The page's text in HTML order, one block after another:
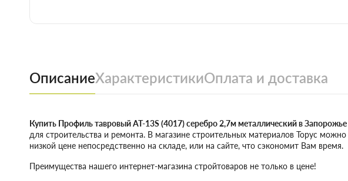
ОписаниеХарактеристикиОплата и доставка
Купить Профиль тавровый AT-13S (4017) серебро 2,7м металлический в Запорожье
для строительства и ремонта. В магазине строительных материалов Торус
низкой цене непосредственно на складе, или на сайте, что сэкономит Вам время.
Преимущества нашего интернет-магазина стройтоваров не только в цене!